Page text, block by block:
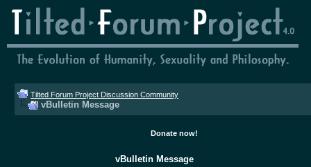
Tilted Forum Project Discussion Community
vBulletin Message
Donate now!
vBulletin Message